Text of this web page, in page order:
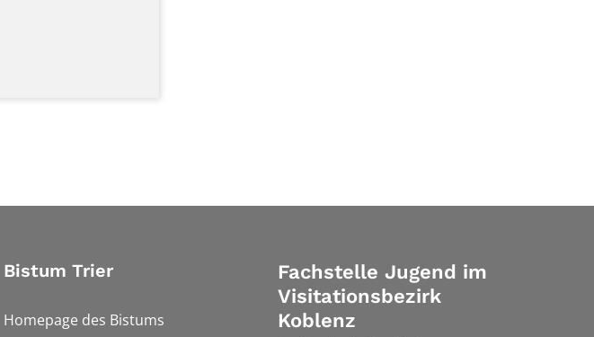
Bistum Trier
Homepage des Bistums
Fachstelle Jugend im
Visitationsbezirk
Koblenz